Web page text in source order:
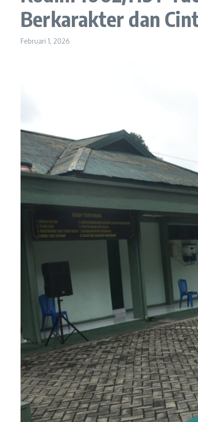
Berkarakter dan
Februari 1, 2026